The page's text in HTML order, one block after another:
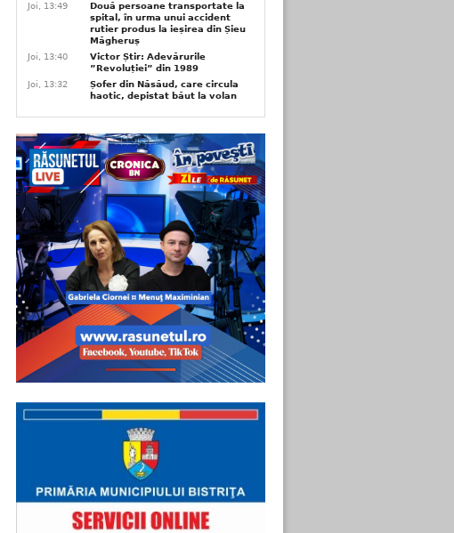
Joi, 13:49
Două persoane transportate la
spital, în urma unui accident
rutier produs la ieșirea din Șieu
Măgheruș
Joi, 13:40
Victor Știr: Adevărurile
”Revoluției” din 1989
Joi, 13:32
Șofer din Năsăud, care circula
haotic, depistat băut la volan